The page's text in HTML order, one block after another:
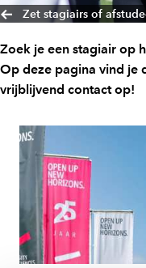
Zet stagiairs of
Zoek je een stagiair op
Op deze pagina vind je
vrijblijvend contact op!